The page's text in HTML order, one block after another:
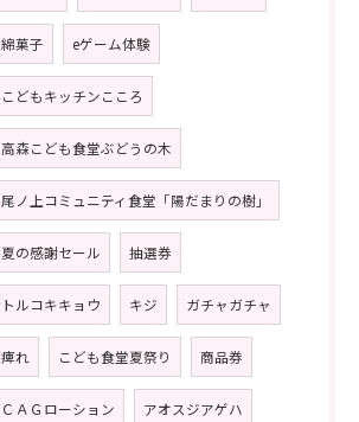
綿菓子 eゲーム体験
こどもキッチンこころ
高森こども食堂ぶどうの木
尾ノ上コミュニティ食堂「陽だまりの樹」
夏の感謝セール 抽選券
トルコキキョウ キジ ガチャガチャ
痺れ こども食堂夏祭り 商品券
ＣＡＧローション アオスジアゲハ